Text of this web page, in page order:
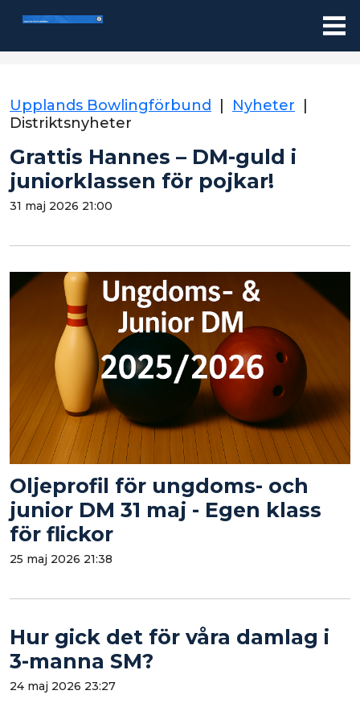
Upplands Bowlingförbund Nyheter
Distriktsnyheter
Grattis Hannes – DM-guld i
juniorklassen för pojkar!
31 maj 2026 21:00
Oljeprofil för ungdoms- och
junior DM 31 maj - Egen klass
för flickor
25 maj 2026 21:38
Hur gick det för våra damlag i
3-manna SM?
24 maj 2026 23:27